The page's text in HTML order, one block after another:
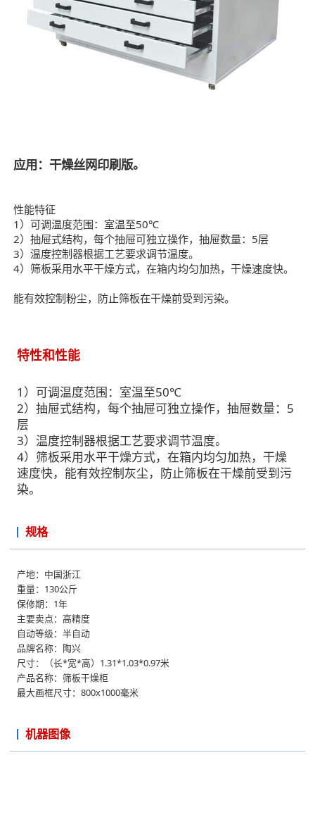
应用：干燥丝网印刷版。
性能特征
1）可调温度范围：室温至50℃
2）抽屉式结构，每个抽屉可独立操作，抽屉数量：5层
3）温度控制器根据工艺要求调节温度。
4）筛板采用水平干燥方式，在箱内均匀加热，干燥速度快。
能有效控制粉尘，防止筛板在干燥前受到污染。
特性和性能
1）可调温度范围：室温至50℃
2）抽屉式结构，每个抽屉可独立操作，抽屉数量：5
层
3）温度控制器根据工艺要求调节温度。
4）筛板采用水平干燥方式，在箱内均匀加热，干燥
速度快，能有效控制灰尘，防止筛板在干燥前受到污
染。
规格
产地：中国浙江
重量：130公斤
保修期：1年
主要卖点：高精度
自动等级：半自动
品牌名称：陶兴
尺寸：（长*宽*高）1.31*1.03*0.97米
产品名称：筛板干燥柜
最大画框尺寸：800x1000毫米
机器图像